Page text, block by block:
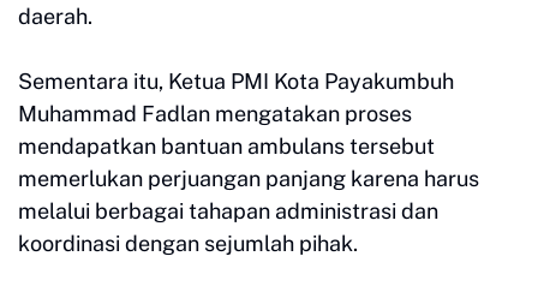
daerah.
Sementara itu, Ketua PMI Kota Payakumbuh
Muhammad Fadlan mengatakan proses
mendapatkan bantuan ambulans tersebut
memerlukan perjuangan panjang karena harus
melalui berbagai tahapan administrasi dan
koordinasi dengan sejumlah pihak.